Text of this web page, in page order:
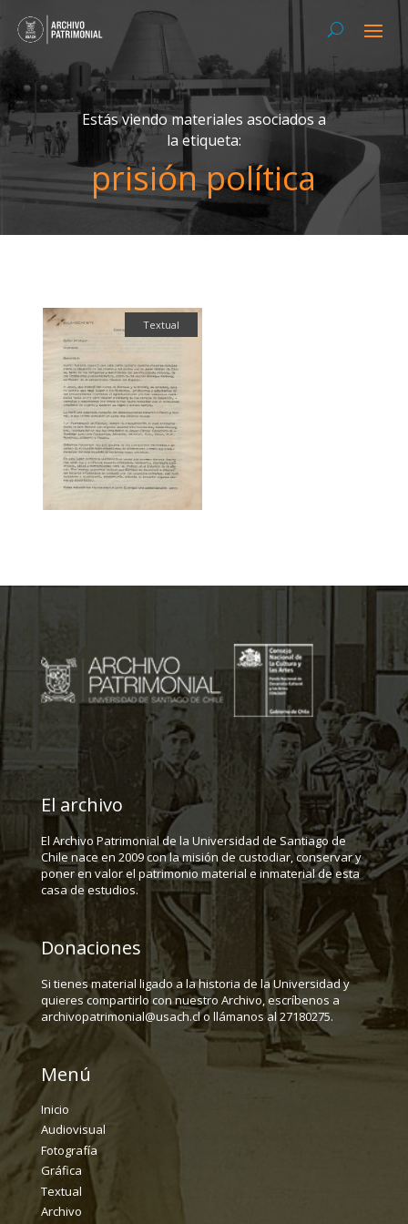
Estás viendo materiales asociados a
la etiqueta:
prisión política
Textual
El archivo
El Archivo Patrimonial de la Universidad de Santiago de
Chile nace en 2009 con la misión de custodiar, conservar y
poner en valor el patrimonio material e inmaterial de esta
casa de estudios.
Donaciones
Si tienes material ligado a la historia de la Universidad y
quieres compartirlo con nuestro Archivo, escríbenos a
archivopatrimonial@usach.cl o llámanos al 27180275.
Menú
Inicio
Audiovisual
Fotografía
Gráfica
Textual
Archivo